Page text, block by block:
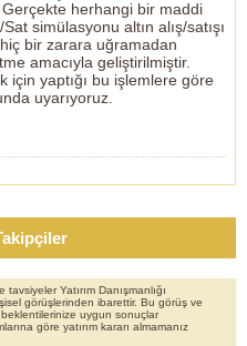
herhangi bir maddi
simülasyonu altın alış/satışı
hiç bir zarara uğramadan
amacıyla geliştirilmiştir.
için yaptığı bu işlemlere göre
uyarıyoruz.
Yatırım Danışmanlığı
görüşlerinden ibarettir. Bu görüş ve
beklentilerinize uygun sonuçlar
göre yatırım kararı almamanız